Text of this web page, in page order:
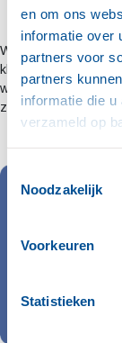
en om ons
informatie over
partners voor
partners
informatie die
verzameld op
Noodzakelijk
Voorkeuren
Statistieken
Wij begrijpen waar
klanten optimale
we jouw
zonder overlap of